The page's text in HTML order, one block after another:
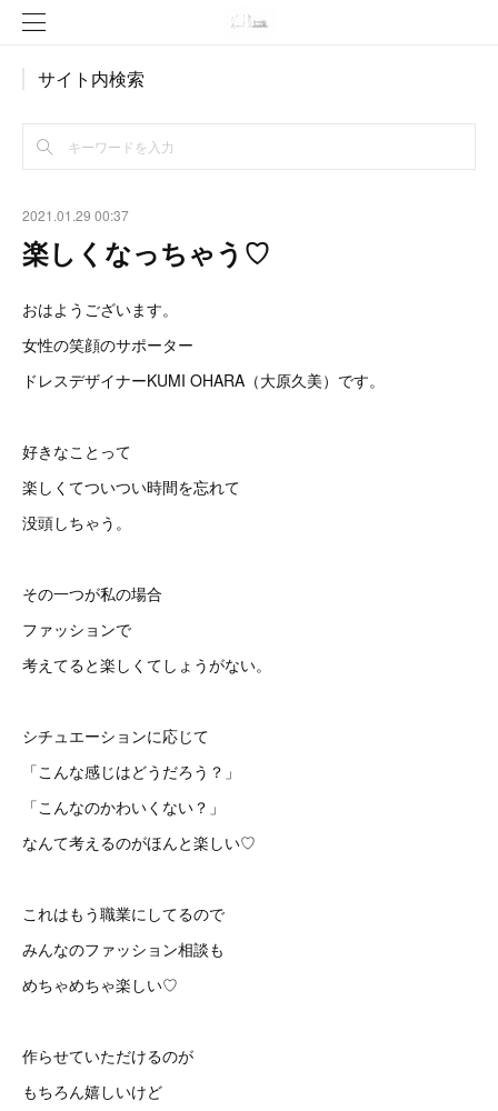
サイト内検索
2021.01.29 00:37
楽しくなっちゃう♡
おはようございます。
女性の笑顔のサポーター
ドレスデザイナーKUMI OHARA（大原久美）です。
好きなことって
楽しくてついつい時間を忘れて
没頭しちゃう。
その一つが私の場合
ファッションで
考えてると楽しくてしょうがない。
シチュエーションに応じて
「こんな感じはどうだろう？」
「こんなのかわいくない？」
なんて考えるのがほんと楽しい♡
これはもう職業にしてるので
みんなのファッション相談も
めちゃめちゃ楽しい♡
作らせていただけるのが
もちろん嬉しいけど